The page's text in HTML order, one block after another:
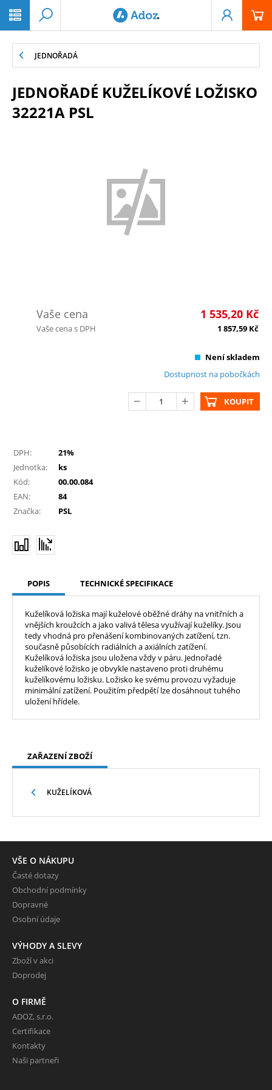
JEDNOŘADÁ
JEDNOŘADÉ KUŽELÍKOVÉ LOŽISKO
32221A PSL
Vaše cena 1 535,20 Kč
Vaše cena s DPH 1 857,59 Kč
Není skladem
Dostupnost na pobočkách
KOUPIT
DPH:
21%
Jednotka:
ks
Kód:
00.00.084
EAN:
84
Značka:
PSL
POPIS TECHNICKÉ SPECIFIKACE
Kuželíková ložiska mají kuželové oběžné dráhy na vnitřních a
vnějších kroužcích a jako valivá tělesa využívají kuželíky. Jsou
tedy vhodná pro přenášení kombinovaných zatížení, tzn.
současně působících radiálních a axiálních zatížení.
Kuželíková ložiska jsou uložena vždy v páru. Jednořadé
kuželíkové ložisko je obvykle nastaveno proti druhému
kuželíkovému ložisku. Ložisko ke svému provozu vyžaduje
minimální zatížení. Použitím předpětí lze dosáhnout tuhého
uložení hřídele.
ZAŘAZENÍ ZBOŽÍ
KUŽELÍKOVÁ
VŠE O NÁKUPU
Časté dotazy
Obchodní podmínky
Dopravné
Osobní údaje
VÝHODY A SLEVY
Zboží v akci
Doprodej
O FIRMĚ
ADOZ, s.r.o.
Certifikace
Kontakty
Naši partneři